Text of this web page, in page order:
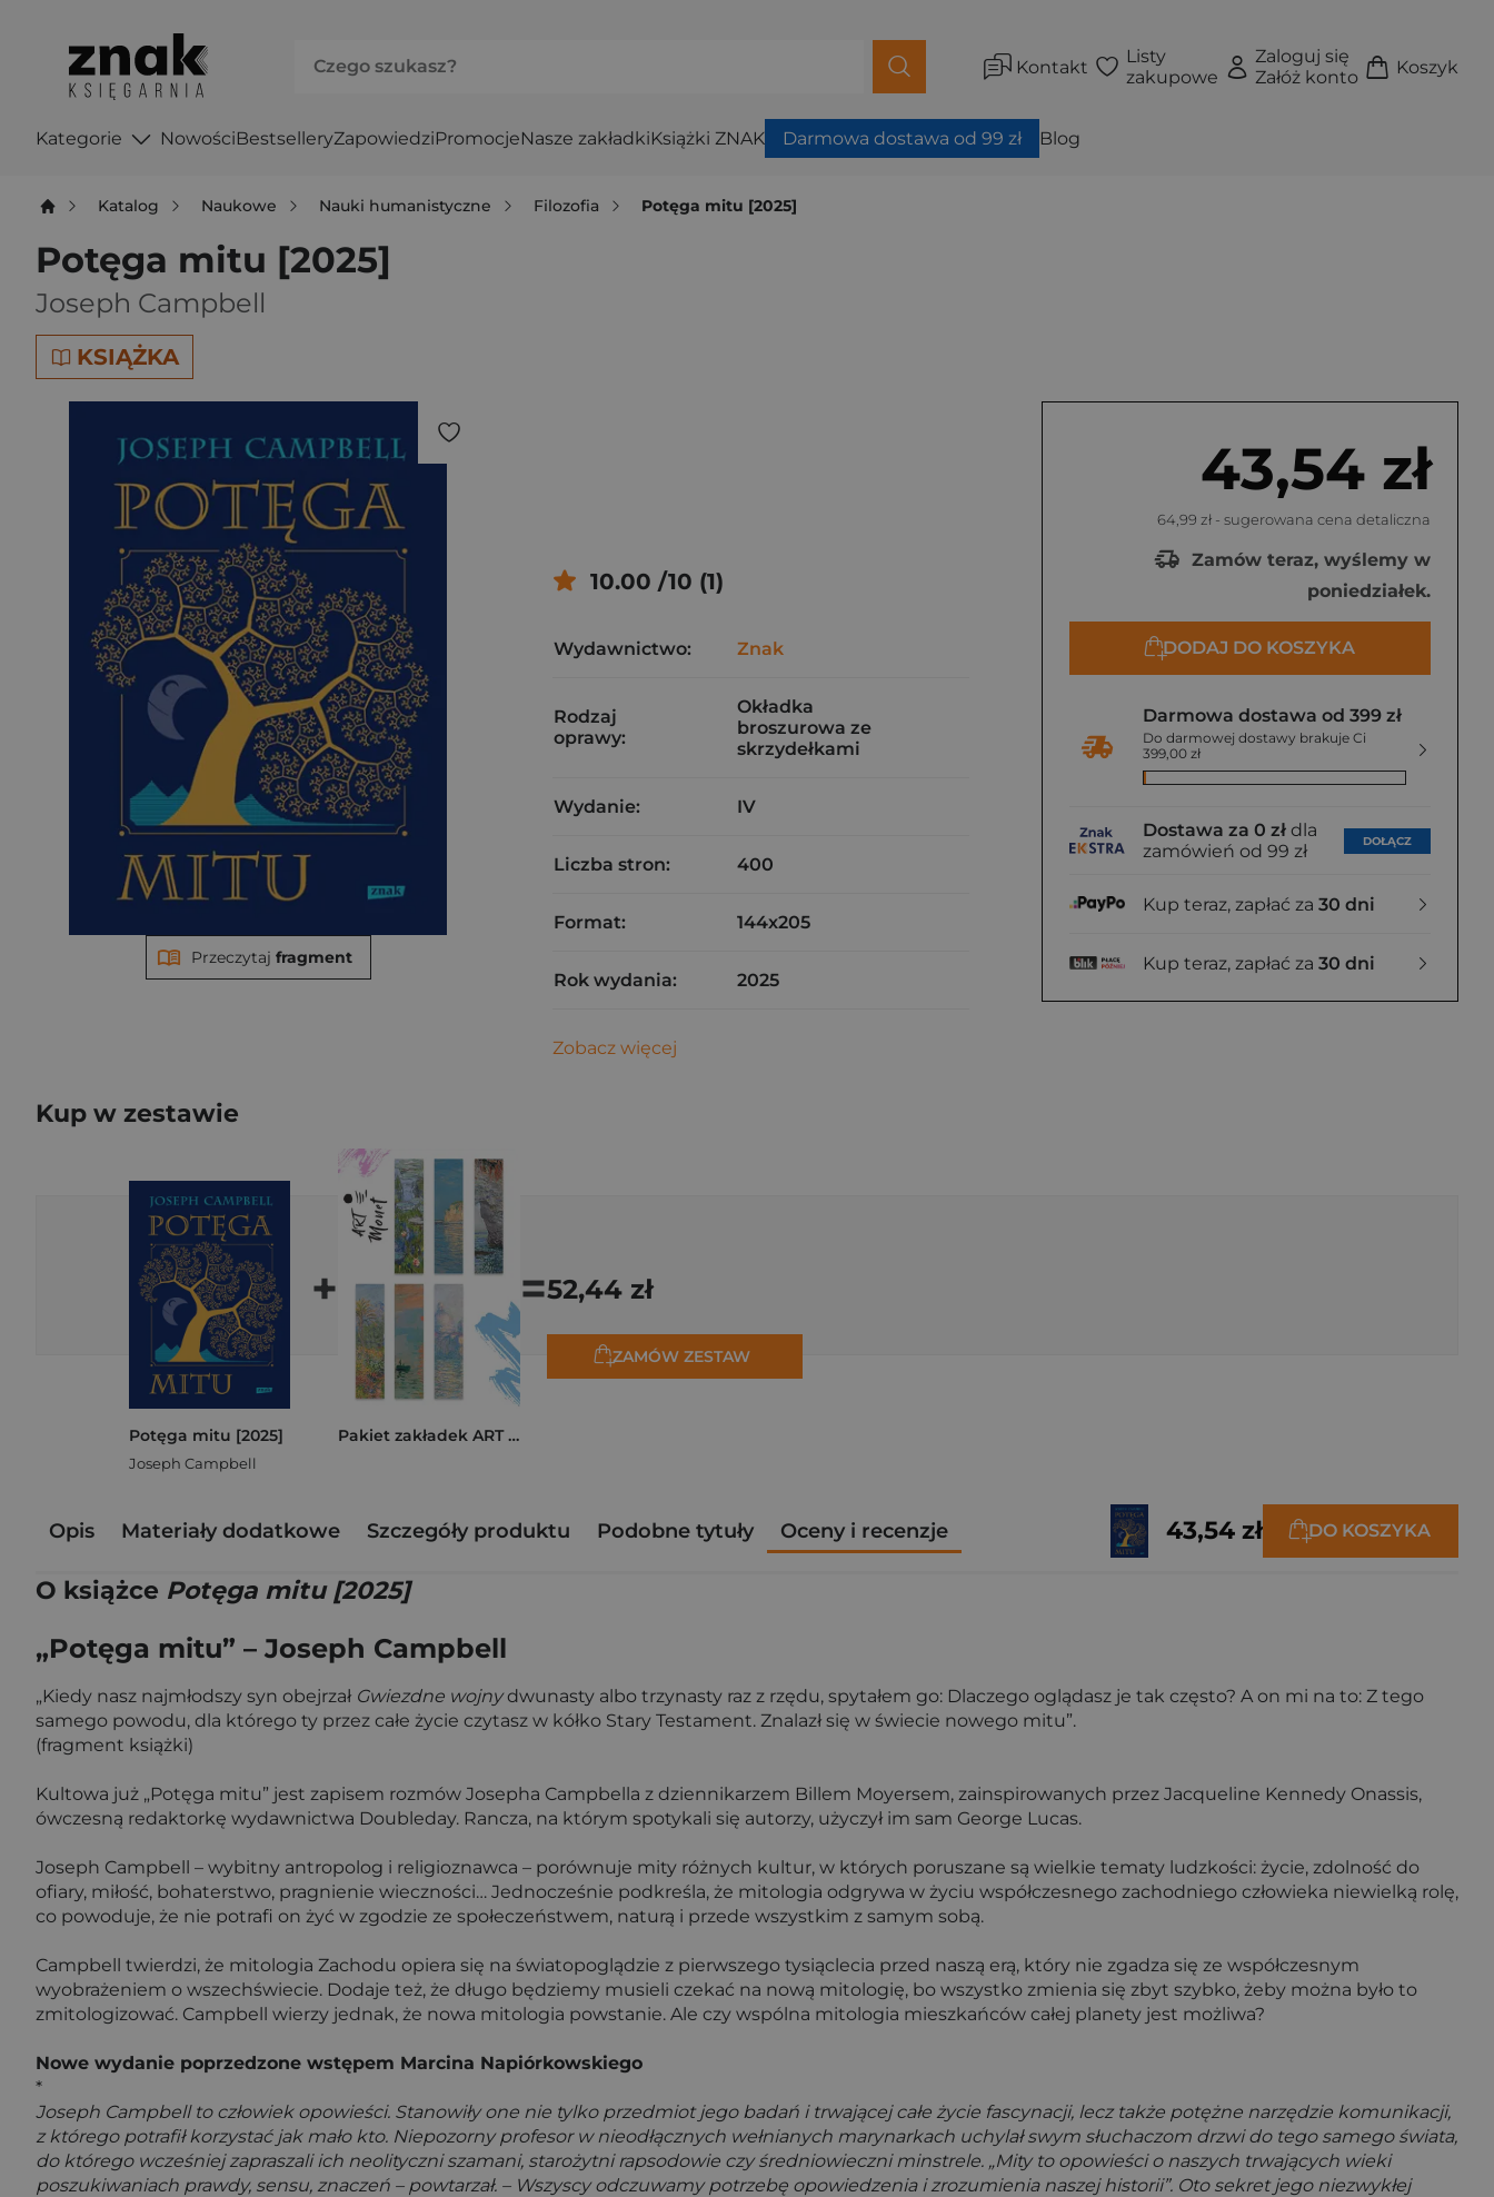
Kontakt
Listy
zakupowe
Zaloguj się
Załóż konto
Koszyk
Kategorie NowościBestselleryZapowiedziPromocjeNasze zakładkiKsiążki ZNAK Darmowa dostawa od 99 zł Blog
Katalog Naukowe Nauki humanistyczne Filozofia Potęga mitu [2025]
Potęga mitu [2025]
Joseph Campbell
KSIĄŻKA
Przeczytaj fragment
43,54 zł
64,99 zł - sugerowana cena detaliczna
Zamów teraz, wyślemy w
poniedziałek.
DODAJ DO KOSZYKA
Darmowa dostawa od 399 zł
Do darmowej dostawy brakuje Ci
399,00 zł
Dostawa za 0 zł dla
zamówień od 99 zł
DOŁĄCZ
Kup teraz, zapłać za 30 dni
Kup teraz, zapłać za 30 dni
10.00 /10 (1)
Wydawnictwo: Znak
Rodzaj
oprawy:
Okładka
broszurowa ze
skrzydełkami
Wydanie: IV
Liczba stron: 400
Format: 144x205
Rok wydania: 2025
Zobacz więcej
Kup w zestawie
Potęga mitu [2025]
Joseph Campbell
+
Pakiet zakładek ART Monet
=52,44 zł
ZAMÓW ZESTAW
Opis Materiały dodatkowe Szczegóły produktu Podobne tytuły Oceny i recenzje 43,54 zł DO KOSZYKA
O książce Potęga mitu [2025]
„Potęga mitu” – Joseph Campbell
„Kiedy nasz najmłodszy syn obejrzał Gwiezdne wojnydwunasty albo trzynasty raz z rzędu, spytałem go: Dlaczego oglądasz je tak często? A on mi na to: Z tego
samego powodu, dla którego ty przez całe życie czytasz w kółko Stary Testament. Znalazł się w świecie nowego mitu”.
(fragment książki)
Kultowa już „Potęga mitu” jest zapisem rozmów Josepha Campbella z dziennikarzem Billem Moyersem, zainspirowanych przez Jacqueline Kennedy Onassis,
ówczesną redaktorkę wydawnictwa Doubleday. Rancza, na którym spotykali się autorzy, użyczył im sam George Lucas.
Joseph Campbell – wybitny antropolog i religioznawca – porównuje mity różnych kultur, w których poruszane są wielkie tematy ludzkości: życie, zdolność do
ofiary, miłość, bohaterstwo, pragnienie wieczności… Jednocześnie podkreśla, że mitologia odgrywa w życiu współczesnego zachodniego człowieka niewielką rolę,
co powoduje, że nie potrafi on żyć w zgodzie ze społeczeństwem, naturą i przede wszystkim z samym sobą.
Campbell twierdzi, że mitologia Zachodu opiera się na światopoglądzie z pierwszego tysiąclecia przed naszą erą, który nie zgadza się ze współczesnym
wyobrażeniem o wszechświecie. Dodaje też, że długo będziemy musieli czekać na nową mitologię, bo wszystko zmienia się zbyt szybko, żeby można było to
zmitologizować. Campbell wierzy jednak, że nowa mitologia powstanie. Ale czy wspólna mitologia mieszkańców całej planety jest możliwa?
Nowe wydanie poprzedzone wstępem Marcina Napiórkowskiego
*
Joseph Campbell to człowiek opowieści. Stanowiły one nie tylko przedmiot jego badań i trwającej całe życie fascynacji, lecz także potężne narzędzie komunikacji,
z którego potrafił korzystać jak mało kto. Niepozorny profesor w nieodłącznych wełnianych marynarkach uchylał swym słuchaczom drzwi do tego samego świata,
do którego wcześniej zapraszali ich neolityczni szamani, starożytni rapsodowie czy średniowieczni minstrele. „Mity to opowieści o naszych trwających wieki
poszukiwaniach prawdy, sensu, znaczeń – powtarzał. – Wszyscy odczuwamy potrzebę opowiedzenia i zrozumienia naszej historii”. Oto sekret jego niezwykłej